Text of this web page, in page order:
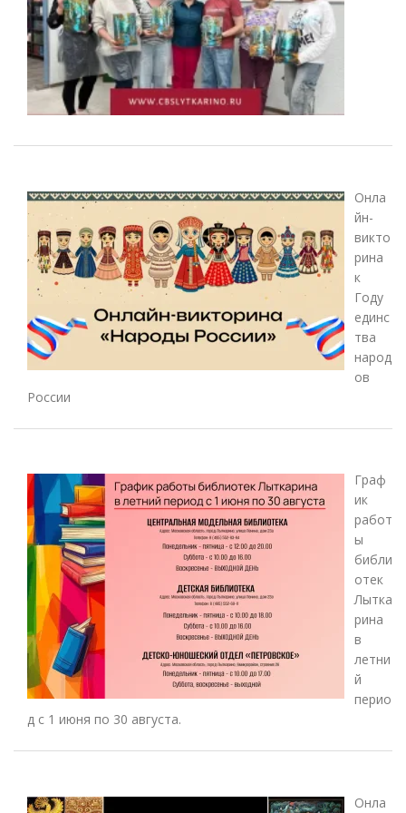
Онла
йн-
викто
рина
к
Году
единс
тва
народ
ов
России
Граф
ик
работ
ы
библи
отек
Лытка
рина
в
летни
й
перио
д с 1 июня по 30 августа.
Онла